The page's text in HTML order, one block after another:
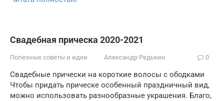
Свадебная прическа 2020-2021
Полезные советы и идеи Александр Редькин 0
Свадебные прически на короткие волосы с ободками
Чтобы придать прическе особенный праздничный вид,
можно использовать разнообразные украшения. Благо,